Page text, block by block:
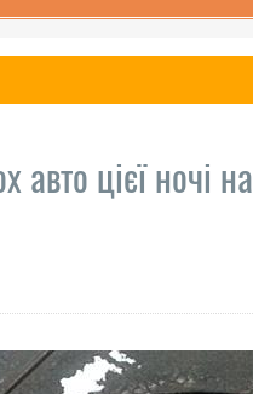
авто цієї ночі на